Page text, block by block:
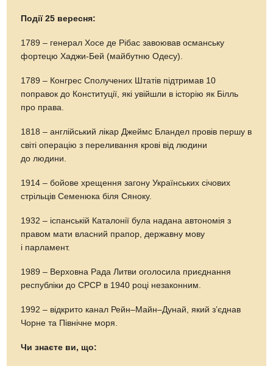
Події 25 вересня:
1789 – генерал Хосе де Рібас завоював османську
фортецю Хаджи-Бей (майбутню Одесу).
1789 – Конгрес Сполучених Штатів підтримав 10
поправок до Конституції, які увійшли в історію як Білль
про права.
1818 – англійський лікар Джеймс Бландел провів першу в
світі операцію з переливання крові від людини
до людини.
1914 – бойове хрещення загону Українських січових
стрільців Семенюка біля Сяноку.
1932 – іспанській Каталонії була надана автономія з
правом мати власний прапор, державну мову
і парламент.
1989 – Верховна Рада Литви оголосила приєднання
республіки до СРСР в 1940 році незаконним.
1992 – відкрито канал Рейн–Майн–Дунай, який з’єднав
Чорне та Північне моря.
Чи знаєте ви, що: